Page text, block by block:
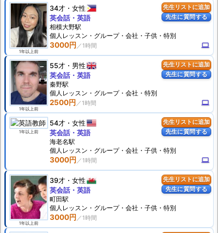
先生リストに追加
先生に質問する
1年以上前
34才 女性
3000円 computer
英会話・英語
相模大野駅
個人 レッスン ・グループ・会社・子供・特別
先生リストに追加
先生に質問する
1年以上前
55才 男性
2500円 computer
英会話・英語
秦野駅
個人 レッスン ・グループ・会社・特別
先生リストに追加
先生に質問する
1年以上前
54才 女性
3000円 computer
英会話・英語
海老名駅
個人 レッスン ・グループ・会社・子供・特別
先生リストに追加
先生に質問する
1年以上前
39才 女性
3000円
英会話・英語
町田駅
個人 レッスン ・グループ・会社・子供・特別